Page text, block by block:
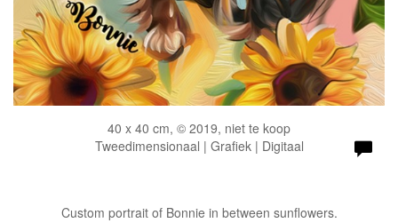
40 x 40 cm, © 2019, niet te koop
Tweedimensionaal | Grafiek | Digitaal
Custom portrait of Bonnie in between sunflowers.